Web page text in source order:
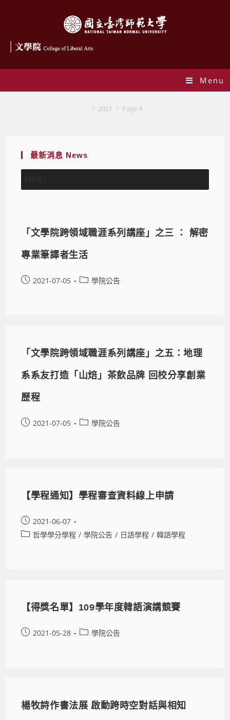
Menu
> 2021 > Page 4
最新消息 News
「文學院跨領域職涯系列講座」之三 ： 解密
專業筆譯者生活
2021-07-05 學院公告
「文學院跨領域職涯系列講座」之五：地理
系系友打造「山焙」茶飲品牌 回校分享創業
歷程
2021-07-05 學院公告
【學程通知】學程審查資料線上申請
2021-06-07
哲學學分學程 / 學院公告 / 日語學程 / 韓語學程
【得獎名單】109學年度韓語演講競賽
2021-05-28 學院公告
楊牧詩作書法展 啟動跨時空對話與相知